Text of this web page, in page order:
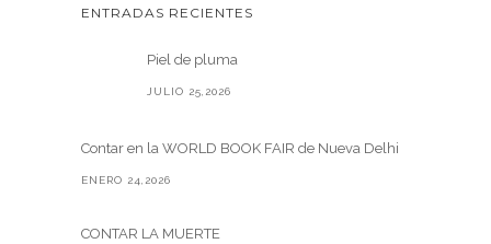
ENTRADAS RECIENTES
Piel de pluma
JULIO 25,2026
Contar en la WORLD BOOK FAIR de Nueva Delhi
ENERO 24,2026
CONTAR LA MUERTE